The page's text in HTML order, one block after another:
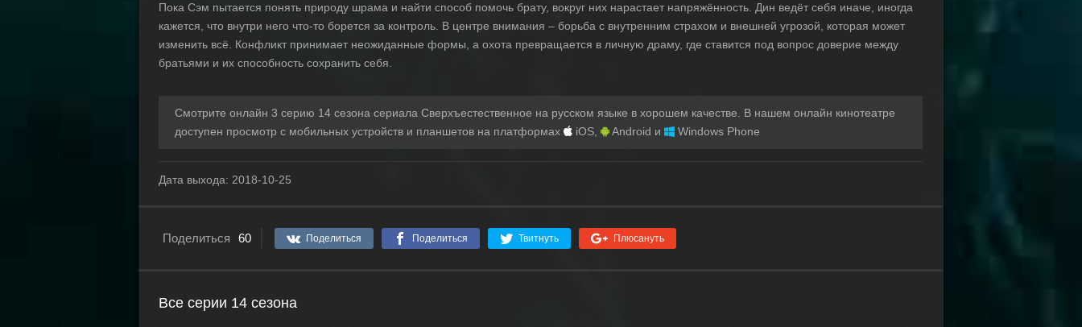
Пока Сэм пытается понять природу шрама и найти способ помочь брату, вокруг них нарастает напряжённость. Дин ведёт себя иначе, иногда
кажется, что внутри него что-то борется за контроль. В центре внимания – борьба с внутренним страхом и внешней угрозой, которая может
изменить всё. Конфликт принимает неожиданные формы, а охота превращается в личную драму, где ставится под вопрос доверие между
братьями и их способность сохранить себя.
Смотрите онлайн 3 серию 14 сезона сериала Сверхъестественное на русском языке в хорошем качестве. В нашем онлайн кинотеатре
доступен просмотр с мобильных устройств и планшетов на платформах
iOS, Android и Windows Phone
Дата выхода: 2018-10-25
Поделиться 60 Поделиться Поделиться Твитнуть Плюсануть
Все серии 14 сезона